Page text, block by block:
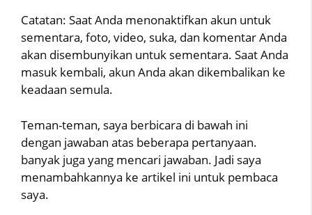
Catatan: Saat Anda menonaktifkan akun untuk
sementara, foto, video, suka, dan komentar Anda
akan disembunyikan untuk sementara. Saat Anda
masuk kembali, akun Anda akan dikembalikan ke
keadaan semula.
Teman-teman, saya berbicara di bawah ini
dengan jawaban atas beberapa pertanyaan.
banyak juga yang mencari jawaban. Jadi saya
menambahkannya ke artikel ini untuk pembaca
saya.